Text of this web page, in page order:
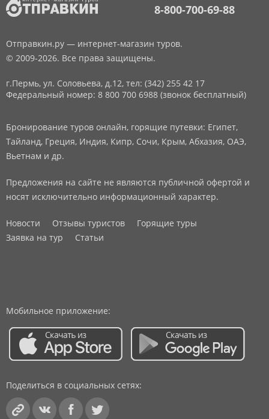
8-800-700-69-88
Отправкин.ру — интернет-магазин туров.
© 2009-2026. Все права защищены.
г.Пермь, ул. Соловьева, д.12, тел: (342) 255 42 17
Федеральный номер: 8 800 700 6988 (звонок бесплатный)
Бронирование туров онлайн, горящие путевки: Египет,
Тайланд, Греция, Индия, Кипр, Сочи, Крым, Абхазия, ОАЭ,
Вьетнам и др.
Предложения на сайте не являются публичной офертой и
носят исключительно информационный характер.
Новости Отзывы туристов
Горящие туры
Заявка на тур
Статьи
Мобильное приложение:
Поделиться в социальных сетях: